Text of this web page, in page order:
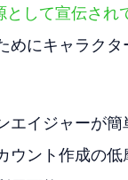
して宣伝され
めにキャラク
エイジャーが
ント作成の